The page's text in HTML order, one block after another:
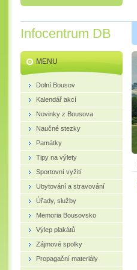
Infocentrum DB
MENU
Dolní Bousov
Kalendář akcí
Novinky z Bousova
Naučné stezky
Památky
Tipy na výlety
Sportovní vyžití
Ubytování a stravování
Úřady, služby
Memoria Bousovsko
Výlep plakátů
Zájmové spolky
Propagační materiály